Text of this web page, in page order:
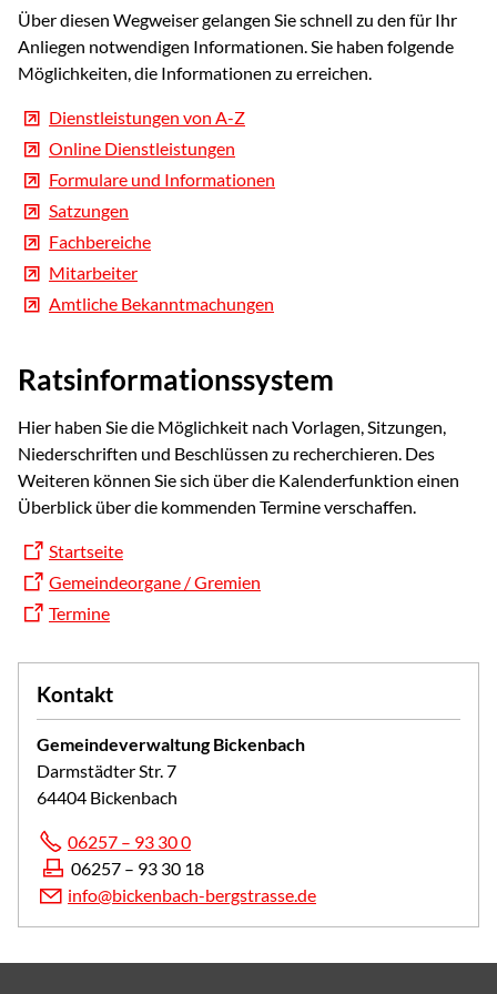
Über diesen Wegweiser gelangen Sie schnell zu den für Ihr
Anliegen notwendigen Informationen. Sie haben folgende
Möglichkeiten, die Informationen zu erreichen.
Dienstleistungen von A-Z
Online Dienstleistungen
Formulare und Informationen
Satzungen
Fachbereiche
Mitarbeiter
Amtliche Bekanntmachungen
Ratsinformationssystem
Hier haben Sie die Möglichkeit nach Vorlagen, Sitzungen,
Niederschriften und Beschlüssen zu recherchieren. Des
Weiteren können Sie sich über die Kalenderfunktion einen
Überblick über die kommenden Termine verschaffen.
Startseite
Gemeindeorgane / Gremien
Termine
Kontakt
Gemeindeverwaltung Bickenbach
Darmstädter Str. 7
64404 Bickenbach
06257 – 93 30 0
06257 – 93 30 18
info@bickenbach-bergstrasse.de